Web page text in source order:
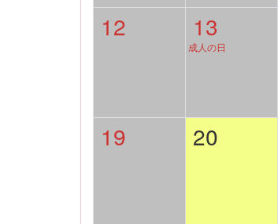
12 13
成人の日
19 20